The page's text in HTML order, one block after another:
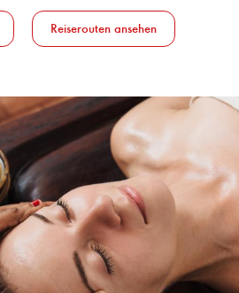
Reiserouten ansehen